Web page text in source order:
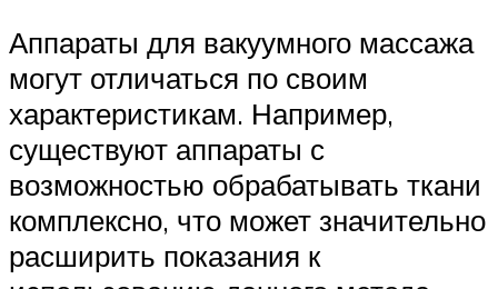
Аппараты для вакуумного массажа
могут отличаться по своим
характеристикам. Например,
существуют аппараты с
возможностью обрабатывать ткани
комплексно, что может значительно
расширить показания к